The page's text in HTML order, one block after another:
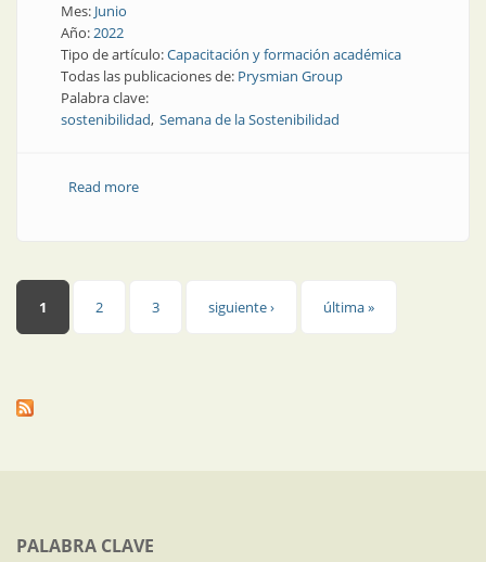
Mes: Junio
Año:2022
Tipo de artículo:Capacitación y formación académica
Todas las publicaciones de: Prysmian Group
Palabra clave:
sostenibilidad Semana de la Sostenibilidad
Read moreabout Hablemos de sostenibilidad, Prysmian Group
Páginas
1 2 3 siguiente › última »
PALABRA CLAVE